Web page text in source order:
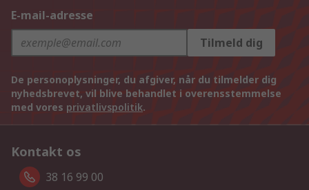
E-mail-adresse
Tilmeld dig
De personoplysninger, du afgiver, når du tilmelder dig
nyhedsbrevet, vil blive behandlet i overensstemmelse
med vores privatlivspolitik.
Kontakt os
38 16 99 00